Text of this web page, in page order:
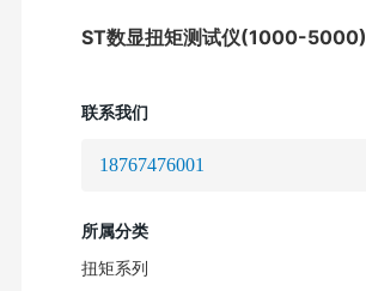
ST数显扭矩测试仪(1000-5000)
联系我们
18767476001
所属分类
扭矩系列